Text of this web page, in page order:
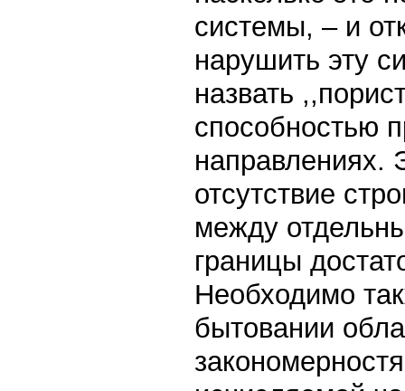
системы, – и
нарушить эту
назвать
способностью
направлениях.
отсутствие
между
границы
Необходимо
бытовании